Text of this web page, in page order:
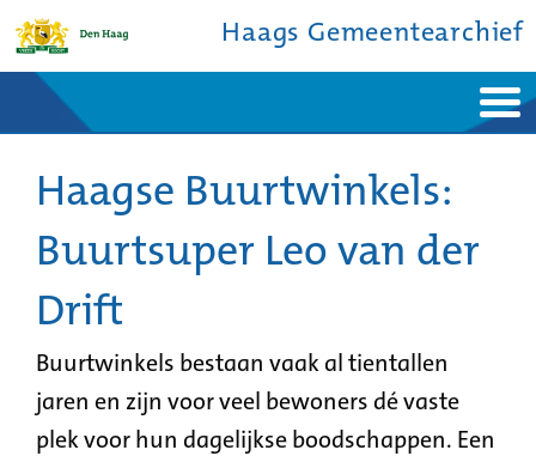
Haags Gemeentearchief
Ontdek de stad
De studiezaal
Bronnen en collecties
Over ons
Haagse Buurtwinkels:
Buurtsuper Leo van der
Drift
Buurtwinkels bestaan vaak al tientallen
jaren en zijn voor veel bewoners dé vaste
plek voor hun dagelijkse boodschappen. Een